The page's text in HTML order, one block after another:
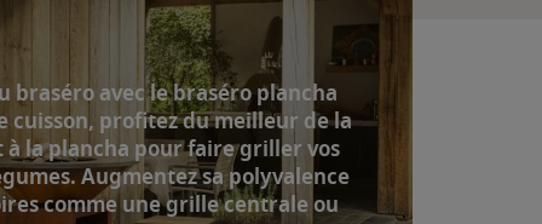
braséro avec le braséro plancha
cuisson, profitez du meilleur de la
la plancha pour faire griller vos
Augmentez sa polyvalence
comme une grille centrale ou